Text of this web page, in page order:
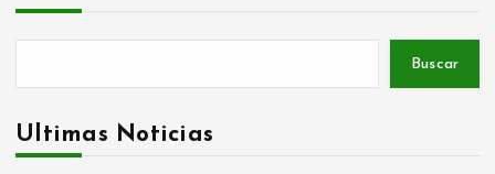
Buscar
Ultimas Noticias